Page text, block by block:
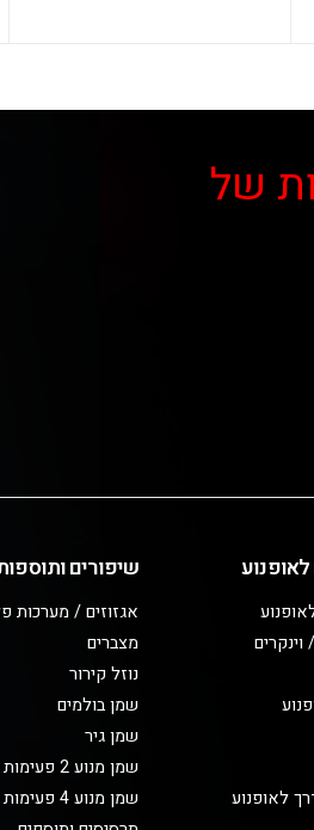
של
לאופנוע
לאופנוע
שיפורים
אגזוזים / מערכות
מצברים
נוזל קירור
שמן בולמים
שמן גיר
שמן מנוע 2 פעימות
שמן מנוע 4 פעימות